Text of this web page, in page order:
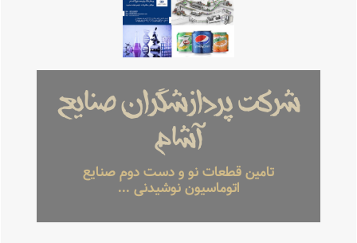
شرکت پردازشگران صنایع
آشام
تامین قطعات نو و دست دوم صنایع
اتوماسیون نوشیدنی ...